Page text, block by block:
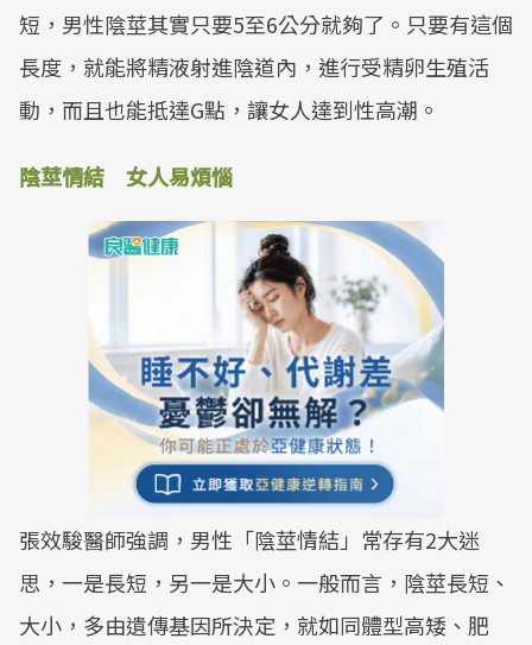
短，男性陰莖其實只要5至6公分就夠了。只要有這個
長度，就能將精液射進陰道內，進行受精卵生殖活
動，而且也能抵達G點，讓女人達到性高潮。
陰莖情結 女人易煩惱
張效駿醫師強調，男性「陰莖情結」常存有2大迷
思，一是長短，另一是大小。一般而言，陰莖長短、
大小，多由遺傳基因所決定，就如同體型高矮、肥